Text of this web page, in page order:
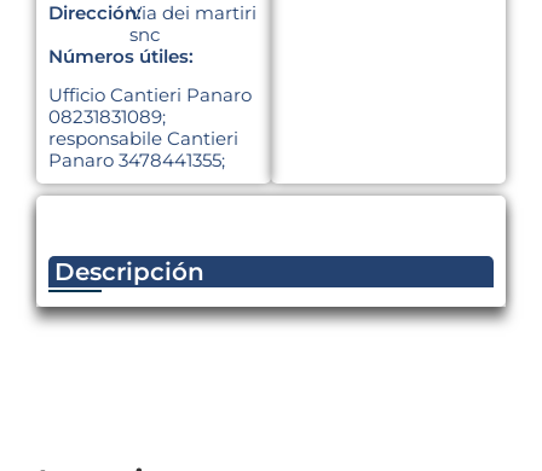
Dirección:Via dei martiri
snc
Números útiles:
Ufficio Cantieri Panaro
08231831089;
responsabile Cantieri
Panaro 3478441355;
Descripción